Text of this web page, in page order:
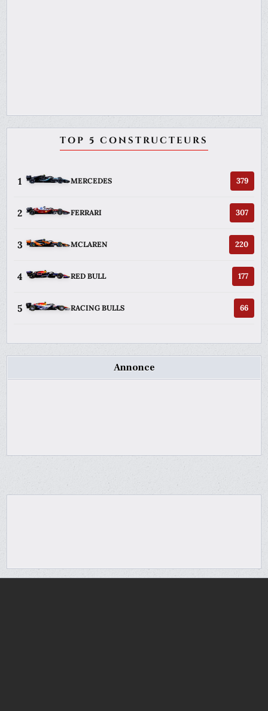
TOP 5 CONSTRUCTEURS
1 MERCEDES 379
2 FERRARI 307
3 MCLAREN 220
4 RED BULL 177
5 RACING BULLS 66
Annonce